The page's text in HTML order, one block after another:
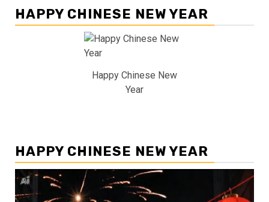
HAPPY CHINESE NEW YEAR
Happy Chinese New
Year
HAPPY CHINESE NEW YEAR
Pemutar